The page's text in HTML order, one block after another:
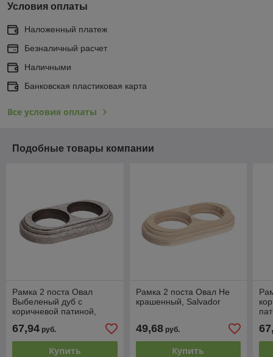
Условия оплаты
Наложенный платеж
Безналичный расчет
Наличными
Банковская пластиковая карта
Все условия оплаты
Подобные товары компании
Рамка 2 поста Овал
Выбеленый дуб с
коричневой патиной,
67,94 руб.
Купить
Рамка 2 поста Овал Не
крашенный, Salvador
49,68руб.
Купить